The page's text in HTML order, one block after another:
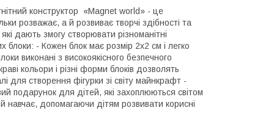
конструктор «Magnet world» - це
розважає, а й розвиває творчі здібності та
дають змогу створювати різноманітні
блоки: - Кожен блок має розмір 2x2 см і легко
виконані з високоякісного безпечного
кольори і різні форми блоків дозволять
для створення фігурки зі світу майнкрафт -
подарунок для дітей, які захоплюються світом
навчає, допомагаючи дітям розвивати корисні